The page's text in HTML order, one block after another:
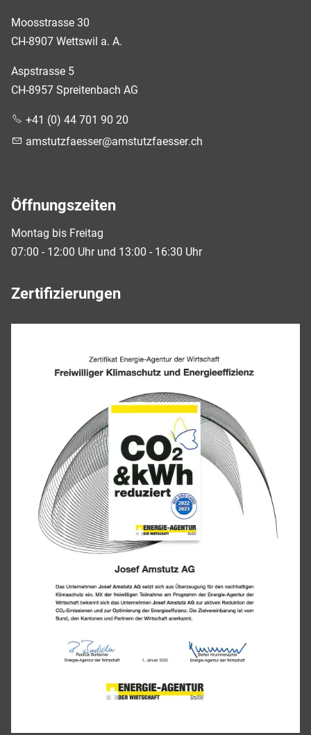
Moosstrasse 30
CH-8907 Wettswil a. A.
Aspstrasse 5
CH-8957 Spreitenbach AG
+41 (0) 44 701 90 20
mst tzf ss r mst tzf ss r ch
Öffnungszeiten
Montag bis Freitag
07:00 - 12:00 Uhr und 13:00 - 16:30 Uhr
Zertifizierungen